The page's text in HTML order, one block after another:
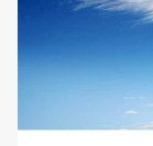
無料ダウン